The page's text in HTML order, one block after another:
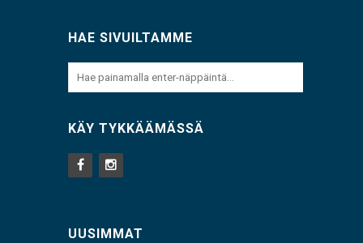
HAE SIVUILTAMME
KÄY TYKKÄÄMÄSSÄ
UUSIMMAT